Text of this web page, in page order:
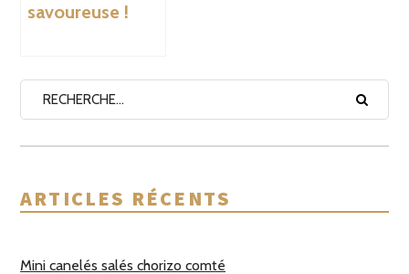
savoureuse !
ARTICLES RÉCENTS
Mini canelés salés chorizo comté